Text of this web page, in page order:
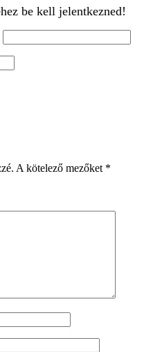
be kell jelentkezned!
A kötelező mezőket *